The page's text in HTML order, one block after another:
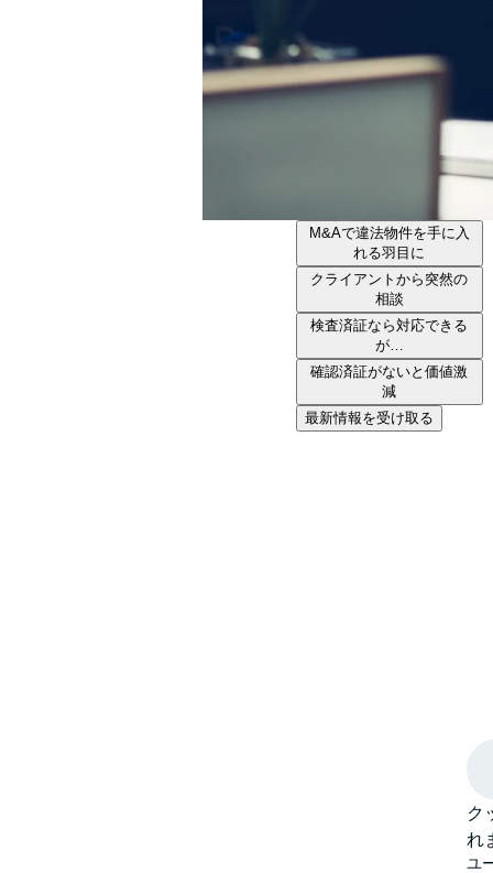
M&Aで違法物件を手に入
れる羽目に
クライアントから突然の
相談
検査済証なら対応できる
が…
確認済証がないと価値激
減
最新情報を受け取る
ク
れ
ユ